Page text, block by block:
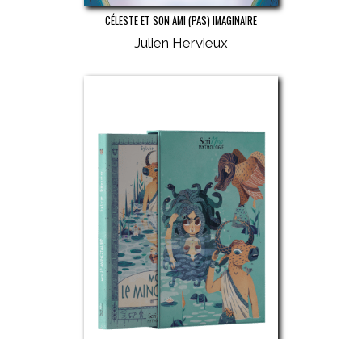
CÉLESTE ET SON AMI (PAS) IMAGINAIRE
Julien Hervieux